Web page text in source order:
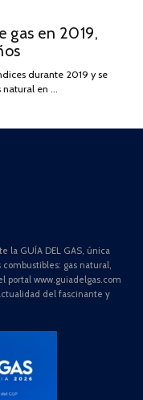
gas en 2019,
durante 2019 y se
en …
la GUÍA DEL GAS, única
gas natural,
portal www.guiadelgas.com
del fascinante y